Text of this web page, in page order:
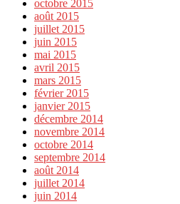
octobre 2015
août 2015
juillet 2015
juin 2015
mai 2015
avril 2015
mars 2015
février 2015
janvier 2015
décembre 2014
novembre 2014
octobre 2014
septembre 2014
août 2014
juillet 2014
juin 2014